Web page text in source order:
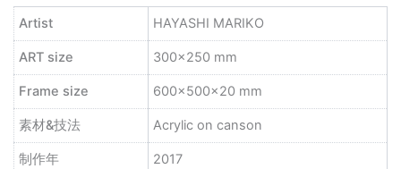
Artist HAYASHI MARIKO
ART size 300×250 mm
Frame size 600×500×20 mm
素材&技法 Acrylic on canson
制作年 2017